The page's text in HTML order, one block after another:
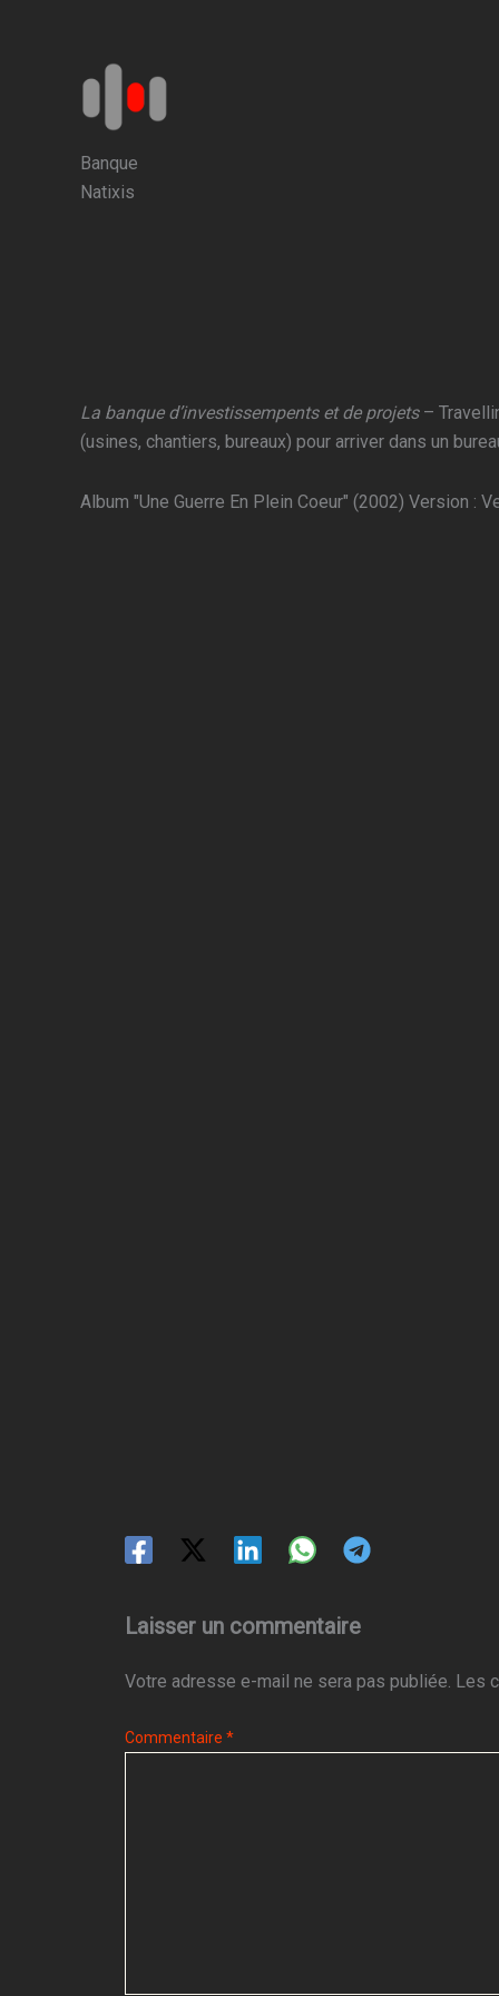
Banque
Natixis
La banque d’investissempents et de projets–
(usines, chantiers, bureaux) pour arriver dans un
Album "Une Guerre En Plein Coeur" (2002) Version :
Laisser un commentaire
Votre adresse e-mail ne sera pas publiée. Les
Commentaire *